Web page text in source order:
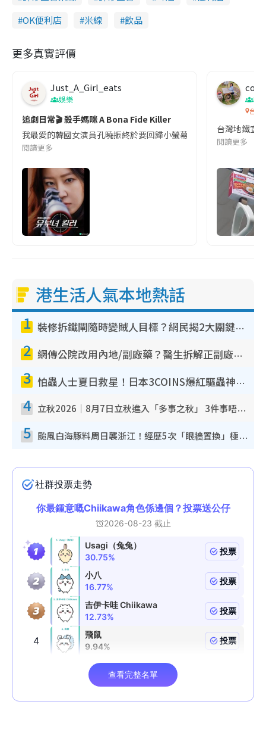
OK便利店
米線 飲品
更多真實評價
Just_A_Girl_eats
娛樂
追劇日常🎬 殺手媽咪 A Bona Fide Killer
我最愛的韓國女演員孔曉振終於要回歸小螢幕啦!這次的劇本改編
閱讀更多
co
吹
台灣
台灣地鐵宣
閱讀更多
港生活人氣本地熱話
1 裝修拆鐵閘隨時變賊人目標？網民揭2大關鍵用途：裝新式等於白裝？附新舊鐵閘分別
2 網傳公院改用內地/副廠藥？醫生拆解正副廠分別 揭4類人換藥隨時出事
3 怕蟲人士夏日救星！日本3COINS爆紅驅蟲神器$45起 1招「全程免觸碰」輕鬆搞定小強
4 立秋2026｜8月7日立秋進入「多事之秋」 3件事唔做得！專家教6招開運 清枱頭／銀包納氣接好運
5 颱風白海豚料周日襲浙江！經歷5次「眼牆置換」極罕見 成登陸內地最長途颱風